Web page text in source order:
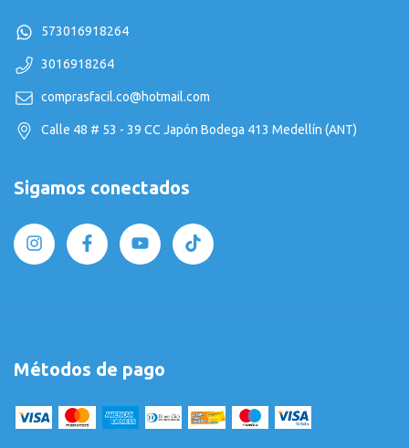
573016918264
3016918264
comprasfacil.co@hotmail.com
Calle 48 # 53 - 39 CC Japón Bodega 413 Medellín (ANT)
Sigamos conectados
Métodos de pago